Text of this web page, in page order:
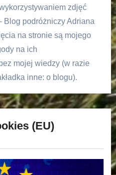
zdjęć
Blog podróżniczy Adriana
na stronie są mojego
na ich
mojej wiedzy (w razie
inne: o blogu).
(EU)